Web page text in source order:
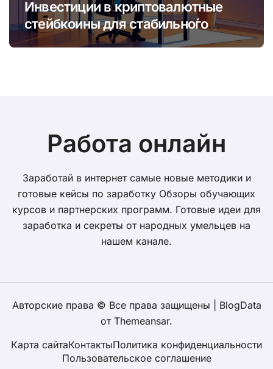
Инвестиции в криптовалютные
стейбкоины для стабильно́го
онлайн-заработка в условиях
Работа онлайн
Заработай в интернет самые новые методики и
готовые кейсы по заработку Обзоры обучающих
курсов и партнерских программ. Готовые идеи для
заработка и секреты от народных умельцев на
нашем канале.
Авторские права © Все права защищены
BlogData
от Themeansar.
Карта сайтаКонтактыПолитика конфиденциальности
Пользовательское соглашение